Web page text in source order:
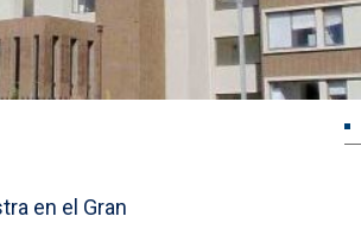
en el Gran